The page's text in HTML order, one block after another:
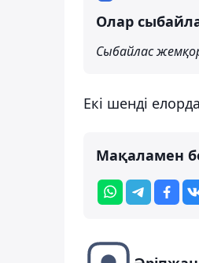
Олар
Сыбайлас
Екі шенді
Мақаламен